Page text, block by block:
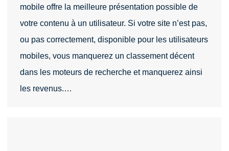
mobile offre la meilleure présentation possible de
votre contenu à un utilisateur. Si votre site n’est pas,
ou pas correctement, disponible pour les utilisateurs
mobiles, vous manquerez un classement décent
dans les moteurs de recherche et manquerez ainsi
les revenus.…